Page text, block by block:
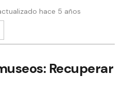
hace 5 años
Recuperar